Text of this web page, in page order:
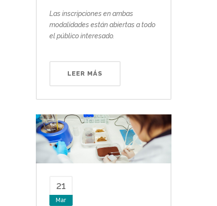
Las inscripciones en ambas
modalidades están abiertas a todo
el público interesado.
LEER MÁS
21
Mar